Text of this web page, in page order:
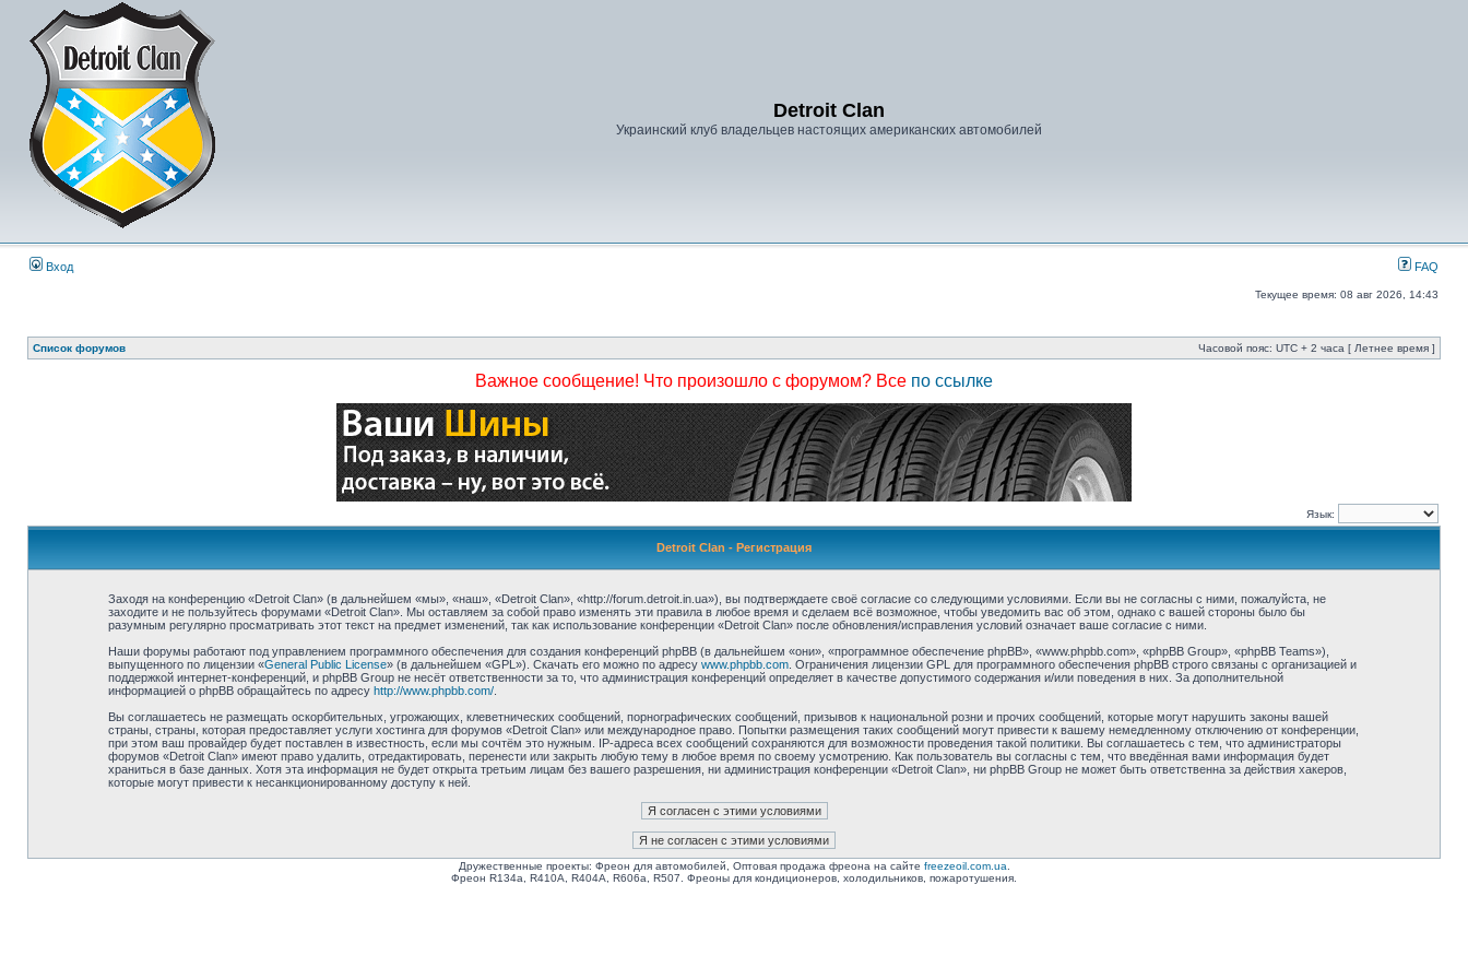
Detroit Clan
Украинский клуб владельцев настоящих американских автомобилей
Вход FAQ
Текущее время: 08 авг 2026, 14:43
Список форумов Часовой пояс: UTC + 2 часа [ Летнее время ]
Важное сообщение! Что произошло с форумом? Все по ссылке
Язык:
Detroit Clan - Регистрация
Заходя на конференцию «Detroit Clan» (в дальнейшем «мы», «наш», «Detroit Clan», «http://forum.detroit.in.ua»), вы подтверждаете своё согласие со следующими условиями. Если вы не согласны с ними, пожалуйста, не
заходите и не пользуйтесь форумами «Detroit Clan». Мы оставляем за собой право изменять эти правила в любое время и сделаем всё возможное, чтобы уведомить вас об этом, однако с вашей стороны было бы
разумным регулярно просматривать этот текст на предмет изменений, так как использование конференции «Detroit Clan» после обновления/исправления условий означает ваше согласие с ними.
Наши форумы работают под управлением программного обеспечения для создания конференций phpBB (в дальнейшем «они», «программное обеспечение phpBB», «www.phpbb.com», «phpBB Group», «phpBB Teams»),
выпущенного по лицензии «General Public License» (в дальнейшем «GPL»). Скачать его можно по адресу www.phpbb.com. Ограничения лицензии GPL для программного обеспечения phpBB строго связаны с организацией и
поддержкой интернет-конференций, и phpBB Group не несёт ответственности за то, что администрация конференций определяет в качестве допустимого содержания и/или поведения в них. За дополнительной
информацией о phpBB обращайтесь по адресу http://www.phpbb.com/.
Вы соглашаетесь не размещать оскорбительных, угрожающих, клеветнических сообщений, порнографических сообщений, призывов к национальной розни и прочих сообщений, которые могут нарушить законы вашей
страны, страны, которая предоставляет услуги хостинга для форумов «Detroit Clan» или международное право. Попытки размещения таких сообщений могут привести к вашему немедленному отключению от конференции,
при этом ваш провайдер будет поставлен в известность, если мы сочтём это нужным. IP-адреса всех сообщений сохраняются для возможности проведения такой политики. Вы соглашаетесь с тем, что администраторы
форумов «Detroit Clan» имеют право удалить, отредактировать, перенести или закрыть любую тему в любое время по своему усмотрению. Как пользователь вы согласны с тем, что введённая вами информация будет
храниться в базе данных. Хотя эта информация не будет открыта третьим лицам без вашего разрешения, ни администрация конференции «Detroit Clan», ни phpBB Group не может быть ответственна за действия хакеров,
которые могут привести к несанкционированному доступу к ней.
Дружественные проекты: Фреон для автомобилей, Оптовая продажа фреона на сайте freezeoil.com.ua
Фреон R134a, R410A, R404A, R606a, R507. Фреоны для кондиционеров, холодильников, пожаротушения.